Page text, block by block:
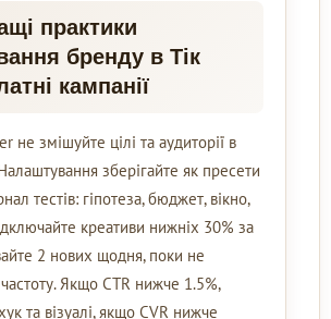
практики
бренду в Тік
кампанії
не змішуйте цілі та аудиторії в
зберігайте як пресети
тестів: гіпотеза, бюджет, вікно,
креативи нижніх 30% за
2 нових щодня, поки не
частоту. Якщо CTR нижче 1.5%,
та візуалі, якщо CVR нижче